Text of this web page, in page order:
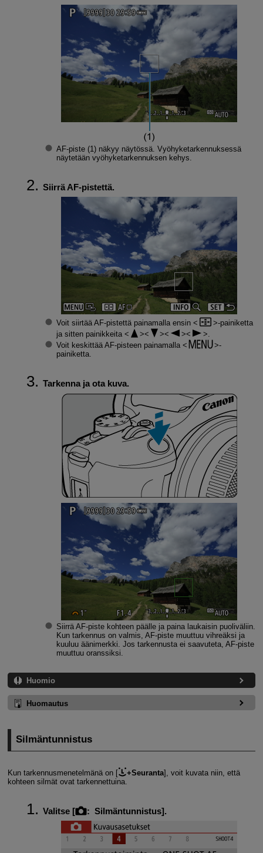
AF-piste (1) näkyy näytössä. Vyöhyketarkennuksessä
näytetään vyöhyketarkennuksen kehys.
Siirrä AF-pistettä.
Voit siirtää AF-pistettä painamalla ensin
-painiketta
ja sitten painikkeita
Voit keskittää AF-pisteen painamalla
-
painiketta.
Tarkenna ja ota kuva.
Siirrä AF-piste kohteen päälle ja paina laukaisin puoliväliin.
Kun tarkennus on valmis, AF-piste muuttuu vihreäksi ja
kuuluu äänimerkki. Jos tarkennusta ei saavuteta, AF-piste
muuttuu oranssiksi.
Huomio
Huomautus
Silmäntunnistus
Kun tarkennusmenetelmänä on [ +Seuranta], voit kuvata niin, että
kohteen silmät ovat tarkennettuina.
Valitse [ : Silmäntunnistus].